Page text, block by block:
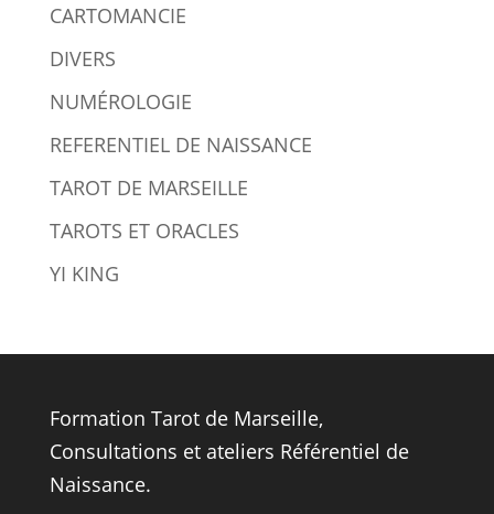
CARTOMANCIE
DIVERS
NUMÉROLOGIE
REFERENTIEL DE NAISSANCE
TAROT DE MARSEILLE
TAROTS ET ORACLES
YI KING
Formation Tarot de Marseille,
Consultations et ateliers Référentiel de
Naissance.